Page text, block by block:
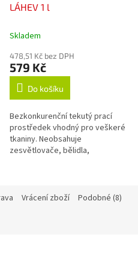
LÁHEV 1 l
Skladem
478,51 Kč bez DPH
579 Kč
Do košíku
Bezkonkurenční tekutý prací
prostředek vhodný pro veškeré
tkaniny. Neobsahuje
zesvětlovače, bělidla,
Vrácení zboží Podobné (8)